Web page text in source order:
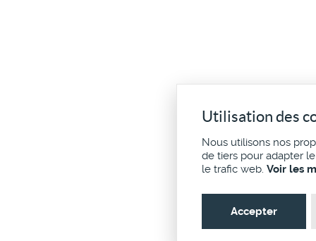
Utilisation des
Nous utilisons nos
de tiers pour adapter
le trafic web. Voir les
Accepter